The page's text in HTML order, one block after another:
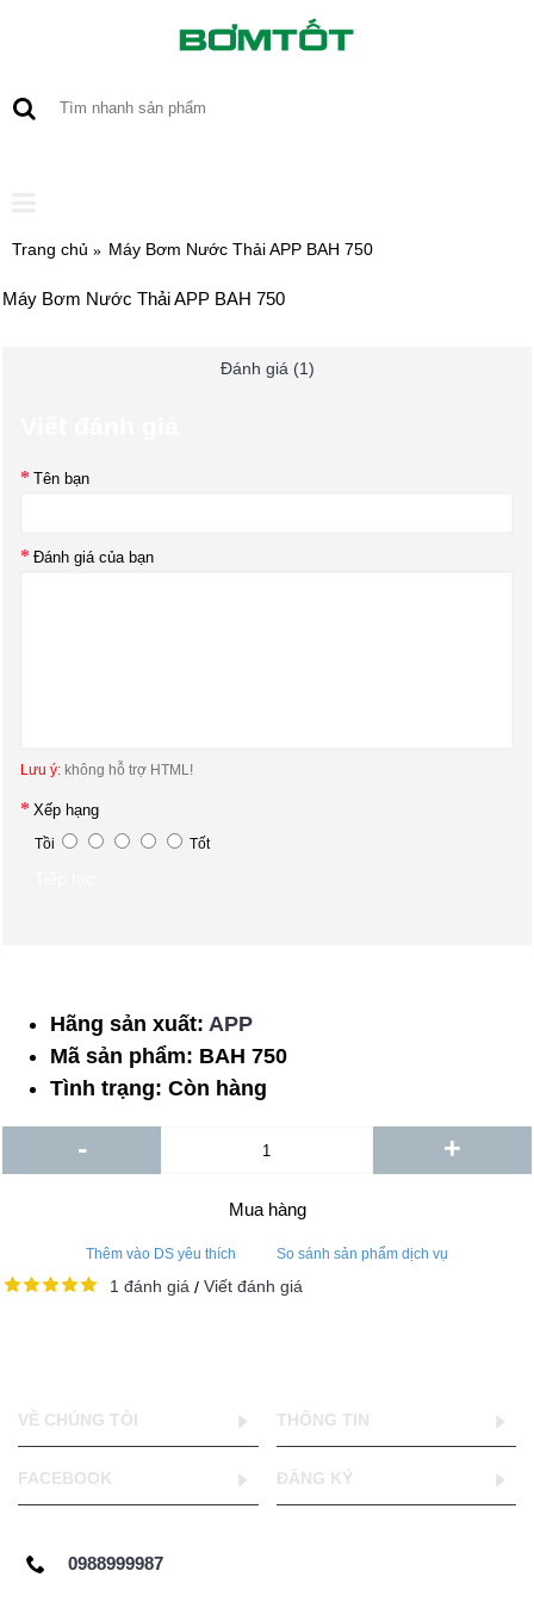
Trang chủ Máy Bơm Nước Thải APP BAH 750
Máy Bơm Nước Thải APP BAH 750
Đánh giá (1)
Tên bạn
Đánh giá của bạn
Lưu ý: không hỗ trợ HTML!
Xếp hạng
Tồi Tốt
Hãng sản xuất: APP
Mã sản phẩm: BAH 750
Tình trạng: Còn hàng
- +
Mua hàng
Thêm vào DS yêu thích So sánh sản phẩm dịch vụ
1 đánh giá / Viết đánh giá
VỀ CHÚNG TÔI THÔNG TIN
FACEBOOK ĐĂNG KÝ
0988999987